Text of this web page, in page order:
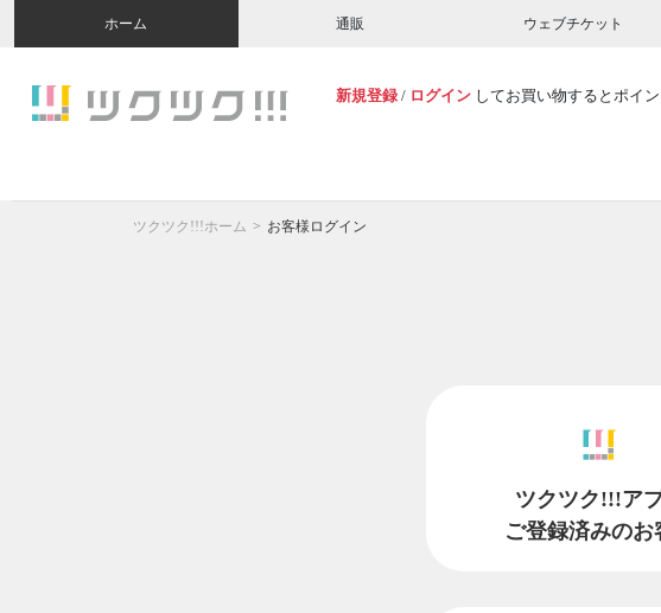
ホーム 通販 ウェブチケット
新規登録 / ログイン してお買い物するとポイ
ツクツク!!!ホーム お客様ログイン
ツクツク!!!ア
ご登録済みのお